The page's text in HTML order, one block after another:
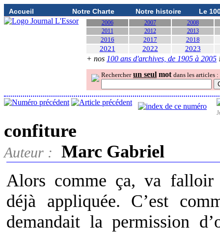
Accueil Notre Charte Notre histoire Le
2006 2007
2008
2011
2012 2013
2016 2017 2018
2021 2022 2023
+ nos 100 ans d'archives, de 1905 à 2005
Rechercher un seul mot dans les articles :
confiture
Auteur :
Marc Gabriel
Alors comme ça, va
déjà appliquée. C’est
demandait la permission